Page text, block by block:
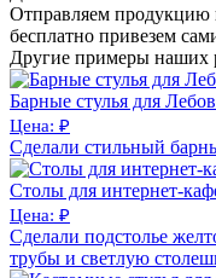
Отправляем продукцию
бесплатно привезем
Другие примеры наших
Барные стулья для
Цена: ₽
Сделали стильный
Столы для интернет-
Цена: ₽
Сделали подстолье
трубы и светлую